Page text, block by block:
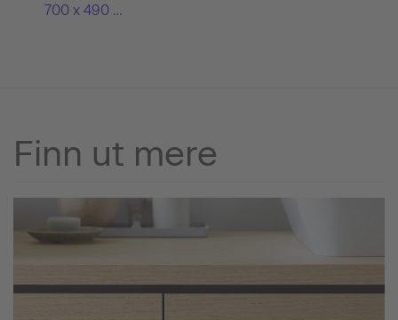
700 x 490 mm
Finn ut mere